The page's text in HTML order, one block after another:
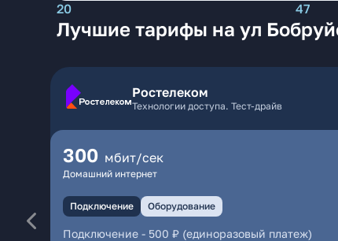
20 47
Лучшие тарифы на ул
Ростелеком
Технологии доступа. Тест-драйв
300 мбит/сек
Домашний интернет
Подключение Оборудование
Подключение - 500 ₽ (единоразовый платеж)